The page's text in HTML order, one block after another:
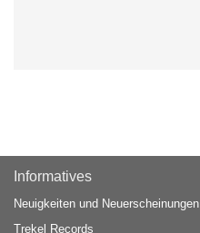
Informatives
Neuigkeiten und Neuerscheinungen
Trekel Records